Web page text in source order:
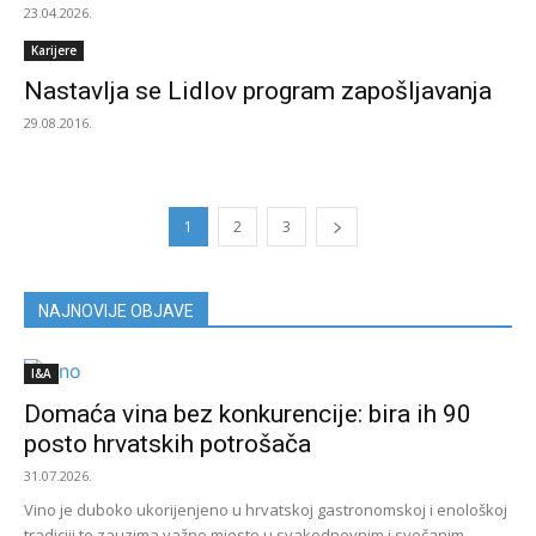
23.04.2026.
Karijere
Nastavlja se Lidlov program zapošljavanja
29.08.2016.
1 2 3
NAJNOVIJE OBJAVE
I&A
Domaća vina bez konkurencije: bira ih 90
posto hrvatskih potrošača
31.07.2026.
Vino je duboko ukorijenjeno u hrvatskoj gastronomskoj i enološkoj